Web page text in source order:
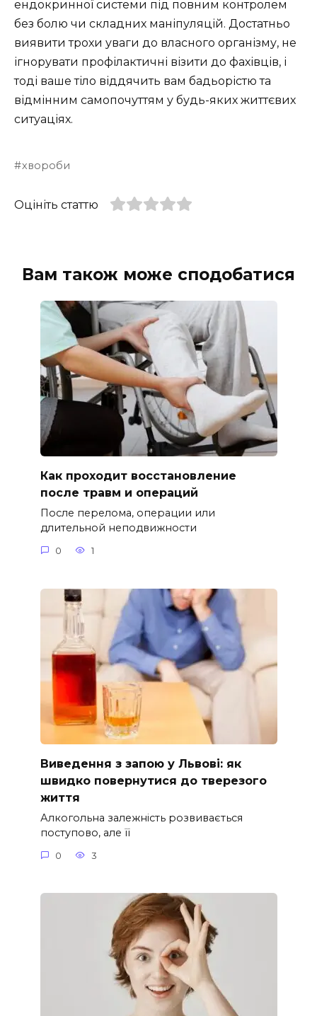
ендокринної системи під повним контролем
без болю чи складних маніпуляцій. Достатньо
виявити трохи уваги до власного організму, не
ігнорувати профілактичні візити до фахівців, і
тоді ваше тіло віддячить вам бадьорістю та
відмінним самопочуттям у будь-яких життєвих
ситуаціях.
хвороби
Оцініть статтю
Вам також може сподобатися
Как проходит восстановление
после травм и операций
После перелома, операции или
длительной неподвижности
0 1
Виведення з запою у Львові: як
швидко повернутися до тверезого
життя
Алкогольна залежність розвивається
поступово, але її
0 3